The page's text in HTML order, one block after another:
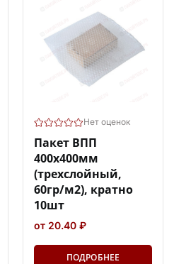
Нет оценок
Пакет ВПП
400х400мм
(трехслойный,
60гр/м2), кратно
10шт
от 20.40 ₽
ПОДРОБНЕЕ